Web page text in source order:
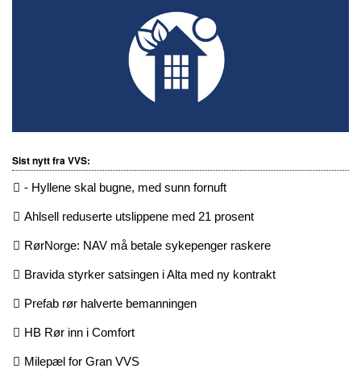
Sist nytt fra VVS:
- Hyllene skal bugne, med sunn fornuft
Ahlsell reduserte utslippene med 21 prosent
RørNorge: NAV må betale sykepenger raskere
Bravida styrker satsingen i Alta med ny kontrakt
Prefab rør halverte bemanningen
HB Rør inn i Comfort
Milepæl for Gran VVS